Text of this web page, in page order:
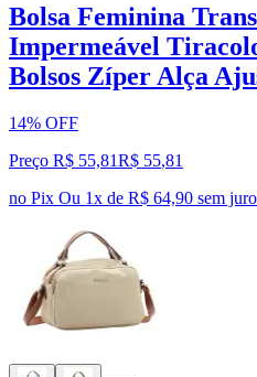
Bolsa Feminina
Impermeável
Bolsos Zíper Alça
14% OFF
Preço R$ 55,81R$ 55,81
no Pix Ou 1x de R$ 64,90 sem